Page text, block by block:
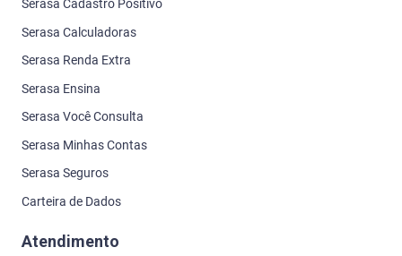
Serasa Cadastro Positivo
Serasa Calculadoras
Serasa Renda Extra
Serasa Ensina
Serasa Você Consulta
Serasa Minhas Contas
Serasa Seguros
Carteira de Dados
Atendimento